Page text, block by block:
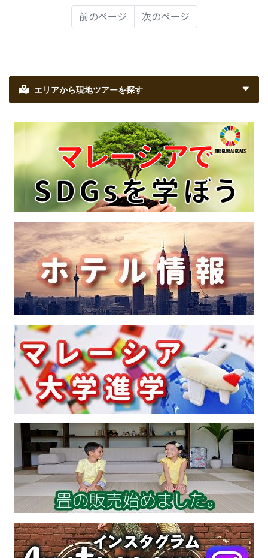
前のページ 次のページ
エリアから現地ツアーを探す